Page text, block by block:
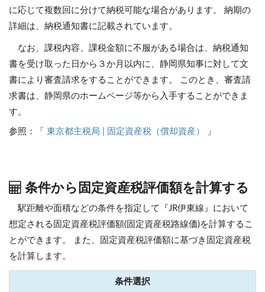
に応じて複数回に分けて納税可能な場合があります。 納期の
詳細は、納税通知書に記載されています。
なお、課税内容、課税金額に不服がある場合は、納税通知
書を受け取った日から３か月以内に、静岡県知事に対して文
書により審査請求をすることができます。 このとき、審査請
求書は、静岡県のホームページ等から入手することができま
す。
参照：「 東京都主税局 | 固定資産税（償却資産） 」
条件から固定資産税評価額を計算する
駅距離や面積などの条件を指定して『JR伊東線』において
想定される固定資産税評価額(固定資産税路線価)を計算するこ
とができます。
また、固定資産税評価額に基づき固定資産税
を計算します。
条件選択